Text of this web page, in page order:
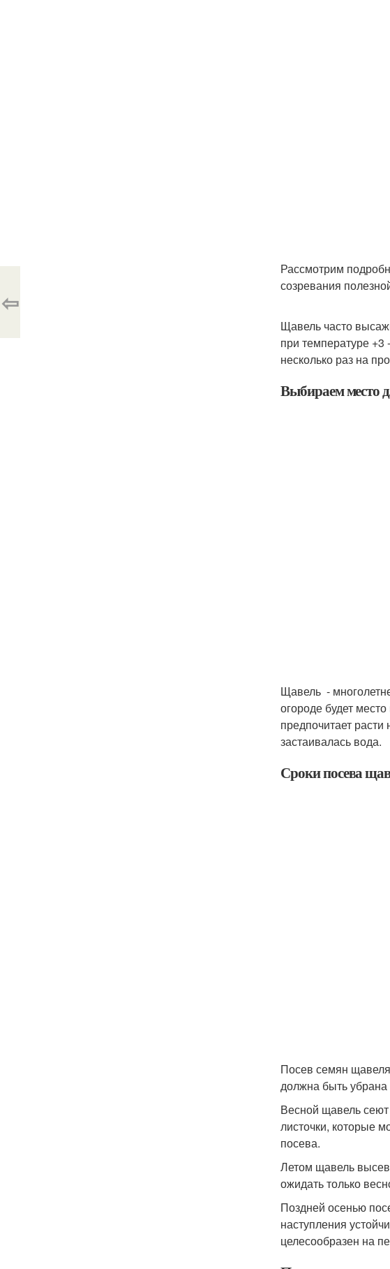
Рассмотрим
созревания
Щавель часто
при температуре
несколько раз на
Выбираем место
Щавель -
огороде будет
предпочитает
застаивалась вода.
Сроки посева
Посев семян
должна быть убрана
Весной щавель
листочки, которые
посева.
Летом щавель
ожидать только
Поздней осенью
наступления
целесообразен на
⇦